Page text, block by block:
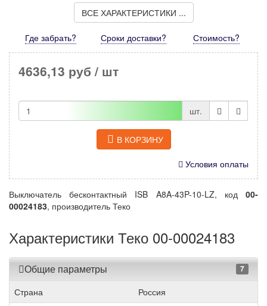
ВСЕ ХАРАКТЕРИСТИКИ ...
Где забрать? Сроки доставки? Стоимость?
4636,13 руб / шт
шт.
В КОРЗИНУ
Условия оплаты
Выключатель бесконтактный ISB A8A-43P-10-LZ, код 00-
00024183, производитель Теко
Характеристики Теко 00-00024183
Общие параметры 7
Страна
Россия